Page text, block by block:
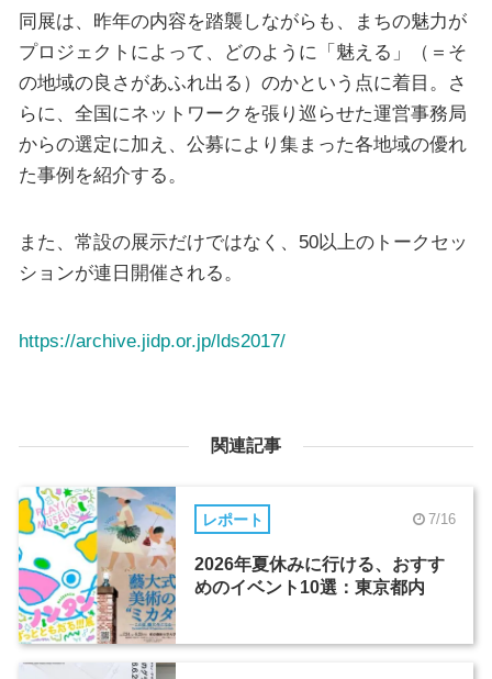
同展は、昨年の内容を踏襲しながらも、まちの魅力が
プロジェクトによって、どのように「魅える」（＝そ
の地域の良さがあふれ出る）のかという点に着目。さ
らに、全国にネットワークを張り巡らせた運営事務局
からの選定に加え、公募により集まった各地域の優れ
た事例を紹介する。
また、常設の展示だけではなく、50以上のトークセッ
ションが連日開催される。
https://archive.jidp.or.jp/lds2017/
関連記事
レポート 7/16
2026年夏休みに行ける、おすす
めのイベント10選：東京都内